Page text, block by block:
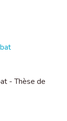
- Thèse de